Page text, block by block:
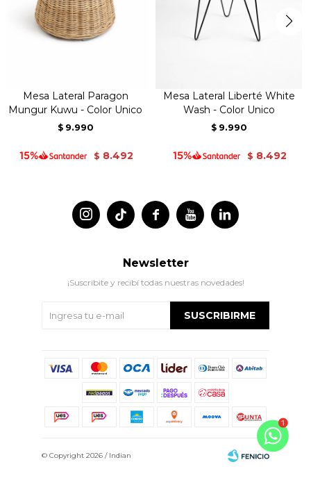
Mesa Lateral Paragon
Mungur Kuwu - Color Unico
$ 9.990
$ 8.492
Mesa Lateral Liberté White
Wash - Color Unico
$ 9.990
$ 8.492
 
 
Newsletter
¡Suscribite y recibí todas nuestras novedades!
SUSCRIBIRME
© Copyright 2026 / Indian